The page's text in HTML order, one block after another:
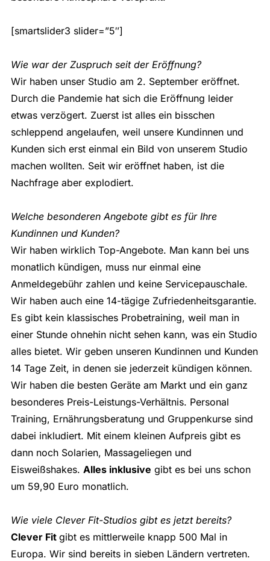
[smartslider3 slider=”5″]
Wie war der Zuspruch seit der Eröffnung?
Wir haben unser Studio am 2. September eröffnet.
Durch die Pandemie hat sich die Eröffnung leider
etwas verzögert. Zuerst ist alles ein bisschen
schleppend angelaufen, weil unsere Kundinnen und
Kunden sich erst einmal ein Bild von unserem Studio
machen wollten. Seit wir eröffnet haben, ist die
Nachfrage aber explodiert.
Welche besonderen Angebote gibt es für Ihre
Kundinnen und Kunden?
Wir haben wirklich Top-Angebote. Man kann bei uns
monatlich kündigen, muss nur einmal eine
Anmeldegebühr zahlen und keine Servicepauschale.
Wir haben auch eine 14-tägige Zufriedenheitsgarantie.
Es gibt kein klassisches Probetraining, weil man in
einer Stunde ohnehin nicht sehen kann, was ein Studio
alles bietet. Wir geben unseren Kundinnen und Kunden
14 Tage Zeit, in denen sie jederzeit kündigen können.
Wir haben die besten Geräte am Markt und ein ganz
besonderes Preis-Leistungs-Verhältnis. Personal
Training, Ernährungsberatung und Gruppenkurse sind
dabei inkludiert. Mit einem kleinen Aufpreis gibt es
dann noch Solarien, Massageliegen und
Eisweißshakes. Alles inklusive gibt es bei uns schon
um 59,90 Euro monatlich.
Wie viele Clever Fit-Studios gibt es jetzt bereits?
Clever Fit gibt es mittlerweile knapp 500 Mal in
Europa. Wir sind bereits in sieben Ländern vertreten.